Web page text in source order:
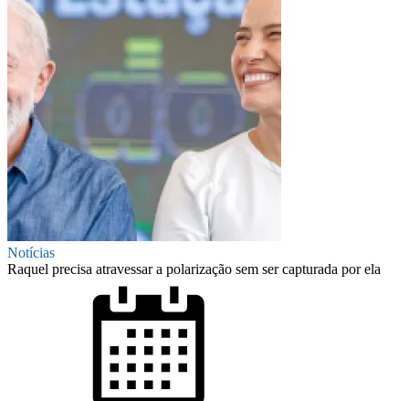
Notícias
Raquel precisa atravessar a polarização sem ser capturada por ela